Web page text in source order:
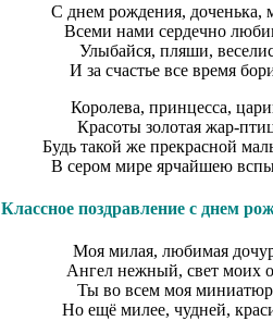
С днем рождения, доченька,
Всеми нами сердечно
Улыбайся, пляши,
И за счастье все время
Королева, принцесса,
Красоты золотая жар-
Будь такой же прекрасной
В сером мире ярчайшею
Классное поздравление с днем
Моя милая, любимая
Ангел нежный, свет моих
Ты во всем моя
Но ещё милее, чудней,